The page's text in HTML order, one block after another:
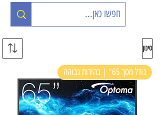
סינון
גודל מסך 65" | בהירות גבוהה